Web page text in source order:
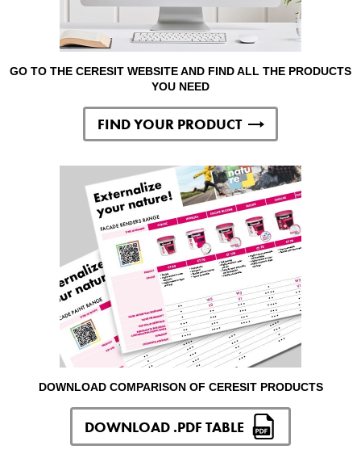
GO TO THE CERESIT WEBSITE AND FIND ALL THE PRODUCTS
YOU NEED
FIND YOUR PRODUCT
DOWNLOAD COMPARISON OF CERESIT PRODUCTS
DOWNLOAD .PDF TABLE